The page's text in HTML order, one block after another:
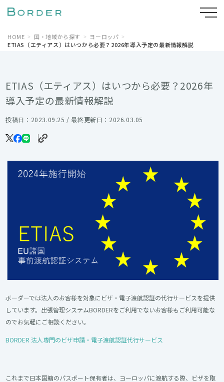
HOME 国・地域から探す
ヨーロッパ
ETIAS（エティアス）はいつから必要？2026年導入予定の最新情報解説
ETIAS（エティアス）はいつから必要？2026年
導入予定の最新情報解説
投稿日：2023.09.25 / 最終更新日：2026.03.05
ボーダーでは法人のお客様を対象にビザ・電子渡航認証の代行サービスを提供
しています。出張管理システムBORDERをご利用でないお客様もご利用可能な
のでお気軽にご相談ください。
BORDER 法人専門のビザ申請・電子渡航認証代行サービス
これまで日本国籍のパスポート保有者は、ヨーロッパに渡航する際、ビザを取